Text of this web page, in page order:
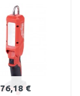
Vergleichen
76,18 €